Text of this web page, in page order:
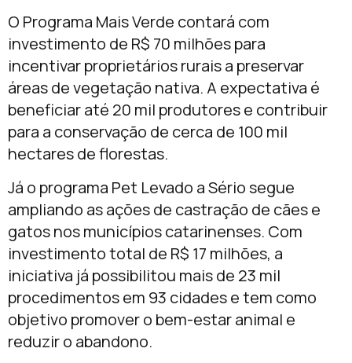
O Programa Mais Verde contará com
investimento de R$ 70 milhões para
incentivar proprietários rurais a preservar
áreas de vegetação nativa. A expectativa é
beneficiar até 20 mil produtores e contribuir
para a conservação de cerca de 100 mil
hectares de florestas.
Já o programa Pet Levado a Sério segue
ampliando as ações de castração de cães e
gatos nos municípios catarinenses. Com
investimento total de R$ 17 milhões, a
iniciativa já possibilitou mais de 23 mil
procedimentos em 93 cidades e tem como
objetivo promover o bem-estar animal e
reduzir o abandono.